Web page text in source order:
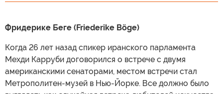
Фридерике Беге (Friederike Böge)
Когда 26 лет назад спикер иранского парламента
Мехди Карруби договорился о встрече с двумя
американскими сенаторами, местом встречи стал
Метрополитен-музей в Нью-Йорке. Все должно было